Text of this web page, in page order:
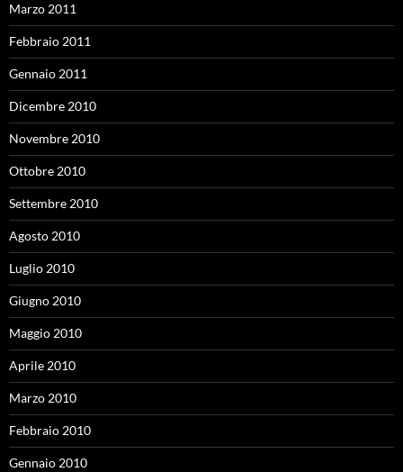
Marzo 2011
Febbraio 2011
Gennaio 2011
Dicembre 2010
Novembre 2010
Ottobre 2010
Settembre 2010
Agosto 2010
Luglio 2010
Giugno 2010
Maggio 2010
Aprile 2010
Marzo 2010
Febbraio 2010
Gennaio 2010